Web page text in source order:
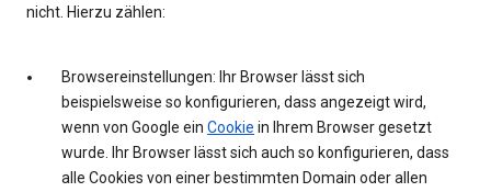
nicht. Hierzu zählen:
Browsereinstellungen: Ihr Browser lässt sich
beispielsweise so konfigurieren, dass angezeigt wird,
wenn von Google ein Cookie in Ihrem Browser gesetzt
wurde. Ihr Browser lässt sich auch so konfigurieren, dass
alle Cookies von einer bestimmten Domain oder allen